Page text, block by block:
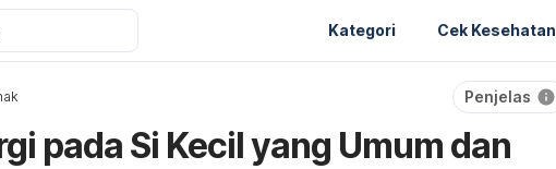
Kategori Cek Kesehatan
Penjelas
pada Si Kecil yang Umum dan